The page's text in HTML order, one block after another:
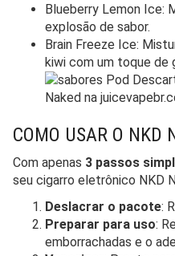
Blueberry Lemon Ice:
explosão de sabor.
Brain Freeze Ice:
kiwi com um toque de
COMO USAR O NKD
Com apenas 3 passos
seu cigarro eletrônico NKD
Deslacrar o pacote:
Preparar para uso:
emborrachadas e o